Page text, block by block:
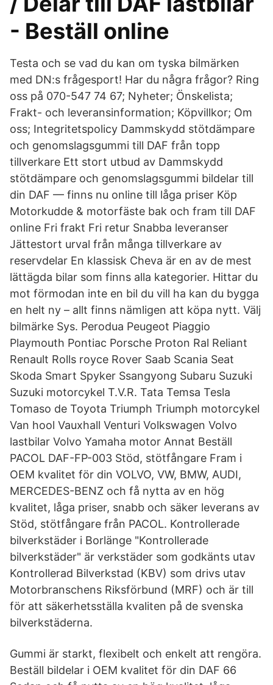
- Beställ online
Testa och se vad du kan om tyska bilmärken
med DN:s frågesport! Har du några frågor? Ring
oss på 070-547 74 67; Nyheter; Önskelista;
Frakt- och leveransinformation; Köpvillkor; Om
oss; Integritetspolicy Dammskydd stötdämpare
och genomslagsgummi till DAF från topp
tillverkare Ett stort utbud av Dammskydd
stötdämpare och genomslagsgummi bildelar till
din DAF — finns nu online till låga priser Köp
Motorkudde & motorfäste bak och fram till DAF
online Fri frakt Fri retur Snabba leveranser
Jättestort urval från många tillverkare av
reservdelar En klassisk Cheva är en av de mest
lättägda bilar som finns alla kategorier. Hittar du
mot förmodan inte en bil du vill ha kan du bygga
en helt ny – allt finns nämligen att köpa nytt. Välj
bilmärke Sys. Perodua Peugeot Piaggio
Playmouth Pontiac Porsche Proton Ral Reliant
Renault Rolls royce Rover Saab Scania Seat
Skoda Smart Spyker Ssangyong Subaru Suzuki
Suzuki motorcykel T.V.R. Tata Temsa Tesla
Tomaso de Toyota Triumph Triumph motorcykel
Van hool Vauxhall Venturi Volkswagen Volvo
lastbilar Volvo Yamaha motor Annat Beställ
PACOL DAF-FP-003 Stöd, stötfångare Fram i
OEM kvalitet för din VOLVO, VW, BMW, AUDI,
MERCEDES-BENZ och få nytta av en hög
kvalitet, låga priser, snabb och säker leverans av
Stöd, stötfångare från PACOL. Kontrollerade
bilverkstäder i Borlänge "Kontrollerade
bilverkstäder" är verkstäder som godkänts utav
Kontrollerad Bilverkstad (KBV) som drivs utav
Motorbranschens Riksförbund (MRF) och är till
för att säkerhetsställa kvaliten på de svenska
bilverkstäderna.
Gummi är starkt, flexibelt och enkelt att rengöra.
Beställ bildelar i OEM kvalitet för din DAF 66